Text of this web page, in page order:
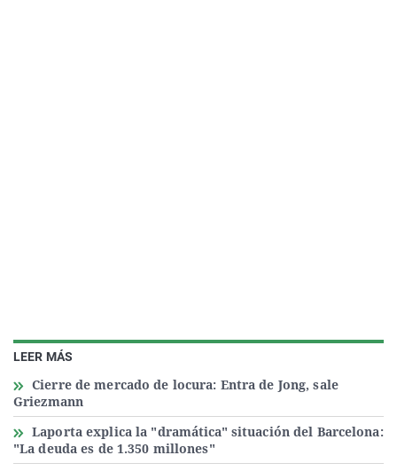
LEER MÁS
Cierre de mercado de locura: Entra de Jong, sale
Griezmann
Laporta explica la "dramática" situación del Barcelona:
"La deuda es de 1.350 millones"